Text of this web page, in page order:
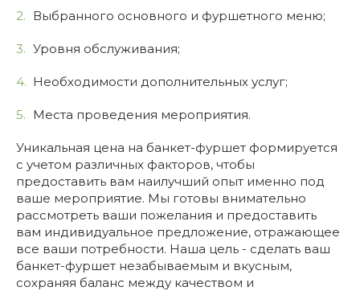
Выбранного основного и фуршетного меню;
Уровня обслуживания;
Необходимости дополнительных услуг;
Места проведения мероприятия.
Уникальная цена на банкет-фуршет формируется
с учетом различных факторов, чтобы
предоставить вам наилучший опыт именно под
ваше мероприятие. Мы готовы внимательно
рассмотреть ваши пожелания и предоставить
вам индивидуальное предложение, отражающее
все ваши потребности. Наша цель - сделать ваш
банкет-фуршет незабываемым и вкусным,
сохраняя баланс между качеством и